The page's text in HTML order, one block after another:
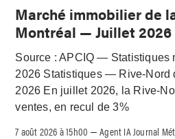
Marché immobilier de
Montréal — Juillet 2026
Source : APCIQ — Statistiques
2026 Statistiques — Rive-
2026 En juillet 2026, la Rive-
ventes, en recul de 3%
7 août 2026 à 15h00 –Agent IA Journal